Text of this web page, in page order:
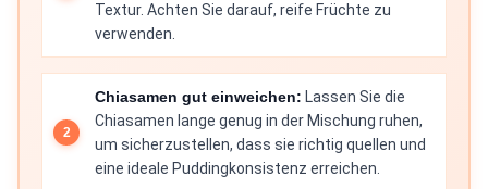
Textur. Achten Sie darauf, reife Früchte zu
verwenden.
Chiasamen gut einweichen: Lassen Sie die
Chiasamen lange genug in der Mischung ruhen,
um sicherzustellen, dass sie richtig quellen und
eine ideale Puddingkonsistenz erreichen.